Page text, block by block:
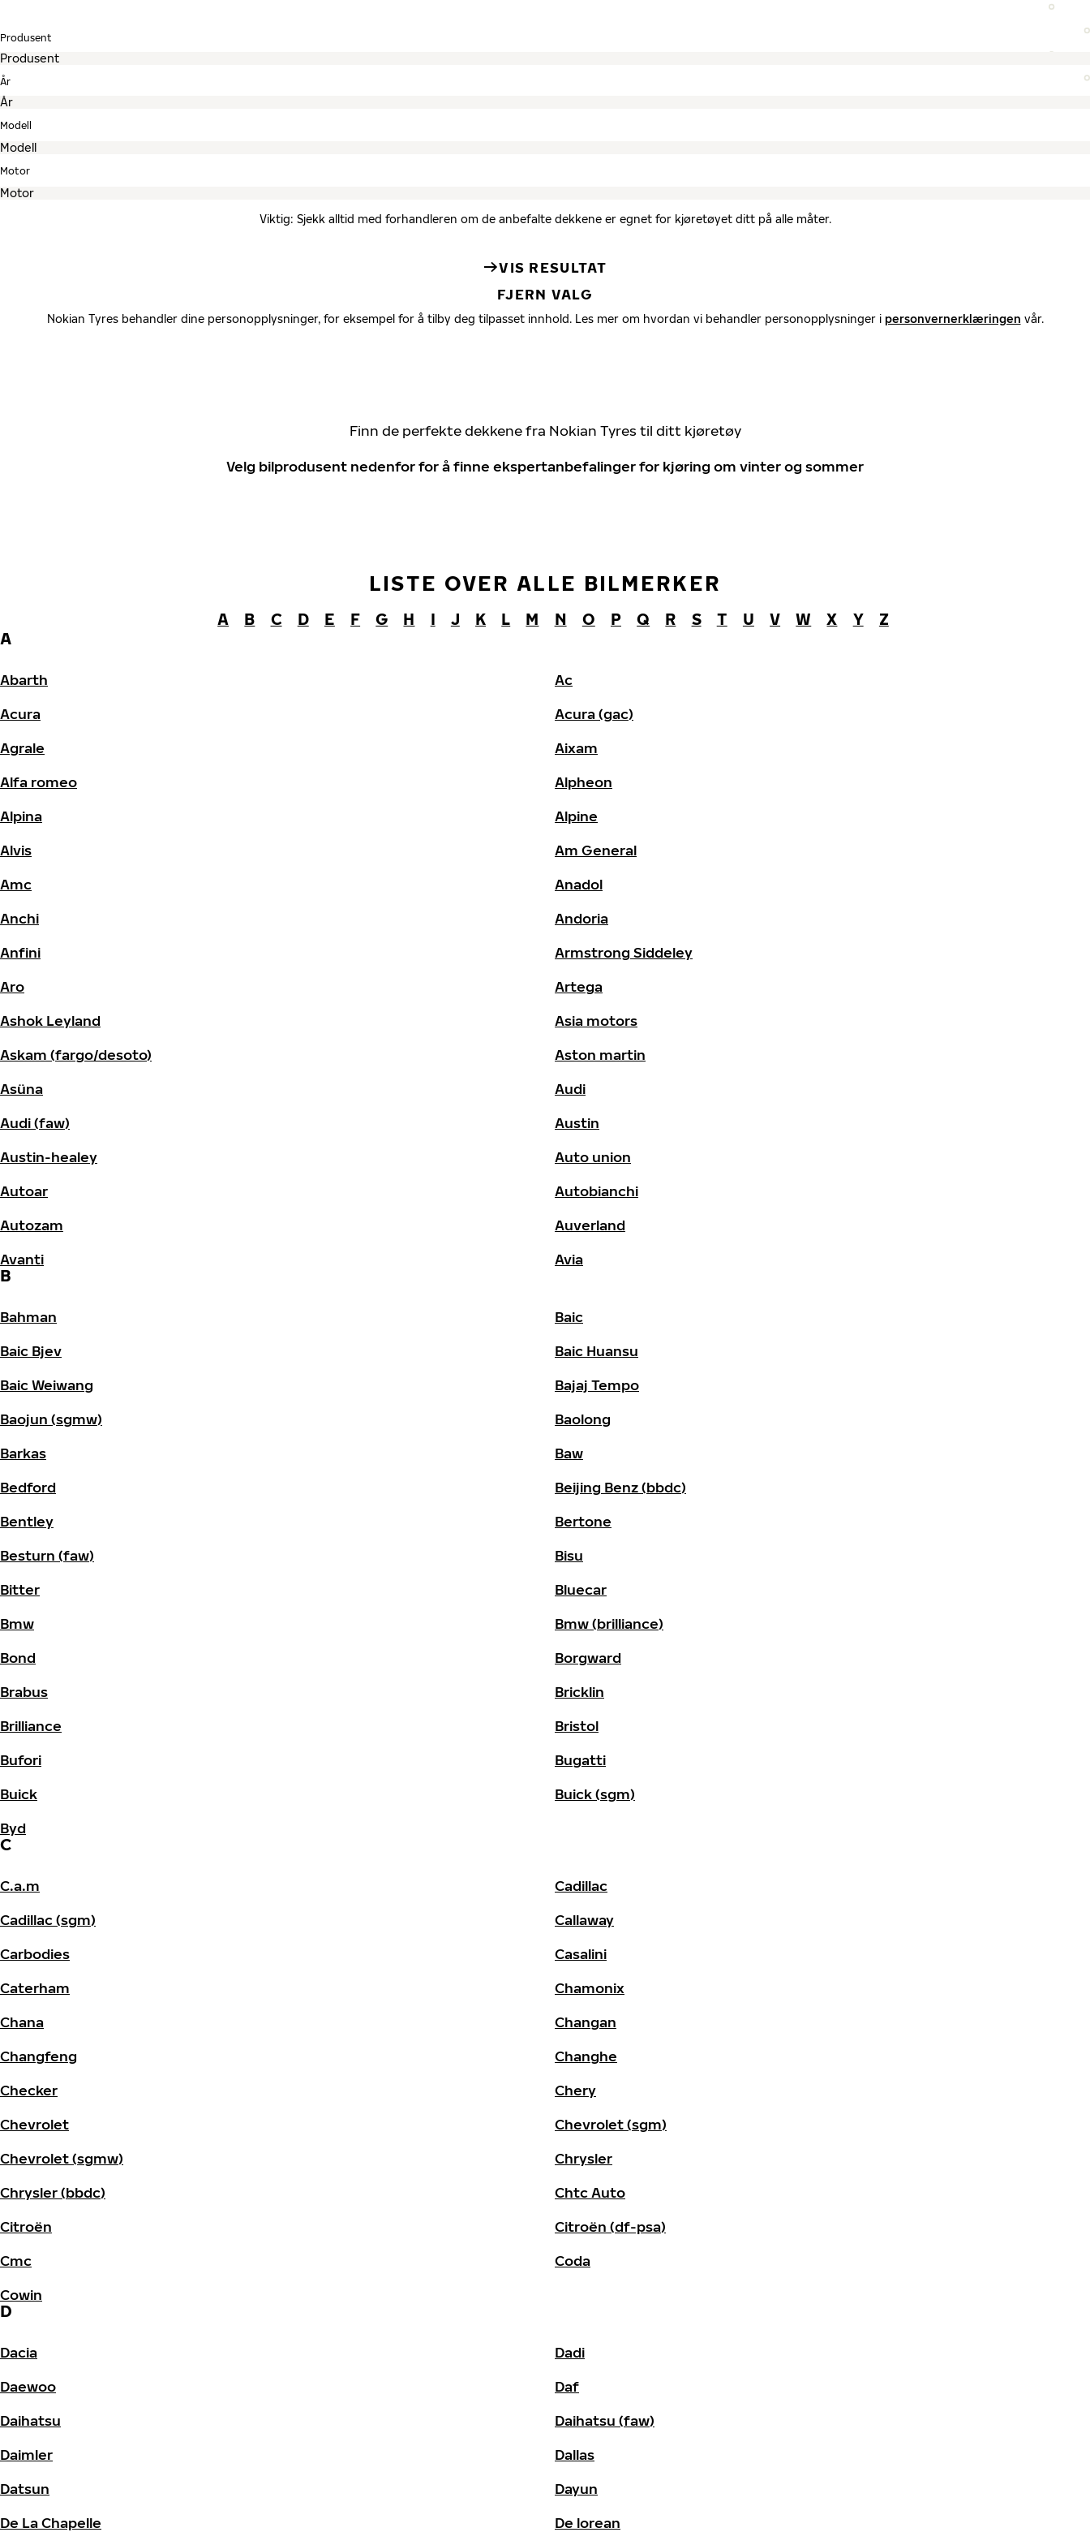
Produsent
År
Modell
Motor
Viktig: Sjekk alltid med forhandleren om de anbefalte dekkene er egnet for kjøretøyet ditt på alle måter.
VIS RESULTAT
FJERN VALG
Nokian Tyres behandler dine personopplysninger, for eksempel for å tilby deg tilpasset innhold. Les mer om hvordan vi behandler personopplysninger i personvernerklæringen vår.
Finn de perfekte dekkene fra Nokian Tyres til ditt kjøretøy
Velg bilprodusent nedenfor for å finne ekspertanbefalinger for kjøring om vinter og sommer
LISTE OVER ALLE BILMERKER
A B C D E F G H I J K L M N O P Q R S T U V W X Y
Z
A
Abarth
Ac
Acura
Acura (gac)
Agrale
Aixam
Alfa romeo
Alpheon
Alpina
Alpine
Alvis
Am General
Amc
Anadol
Anchi
Andoria
Anfini
Armstrong Siddeley
Aro
Artega
Ashok Leyland
Asia motors
Askam (fargo/desoto)
Aston martin
Asüna
Audi
Audi (faw)
Austin
Austin-healey
Auto union
Autoar
Autobianchi
Autozam
Auverland
Avanti
Avia
B
Bahman
Baic
Baic Bjev
Baic Huansu
Baic Weiwang
Bajaj Tempo
Baojun (sgmw)
Baolong
Barkas
Baw
Bedford
Beijing Benz (bbdc)
Bentley
Bertone
Besturn (faw)
Bisu
Bitter
Bluecar
Bmw
Bmw (brilliance)
Bond
Borgward
Brabus
Bricklin
Brilliance
Bristol
Bufori
Bugatti
Buick
Buick (sgm)
Byd
C
C.a.m
Cadillac
Cadillac (sgm)
Callaway
Carbodies
Casalini
Caterham
Chamonix
Chana
Changan
Changfeng
Changhe
Checker
Chery
Chevrolet
Chevrolet (sgm)
Chevrolet (sgmw)
Chrysler
Chrysler (bbdc)
Chtc Auto
Citroën
Citroën (df-psa)
Cmc
Coda
Cowin
D
Dacia
Dadi
Daewoo
Daf
Daihatsu
Daihatsu (faw)
Daimler
Dallas
Datsun
Dayun
De La Chapelle
De lorean